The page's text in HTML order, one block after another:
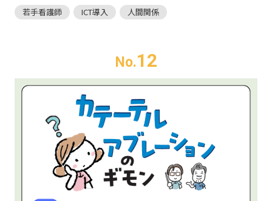
若手看護師 ICT導入 人間関係
No.12